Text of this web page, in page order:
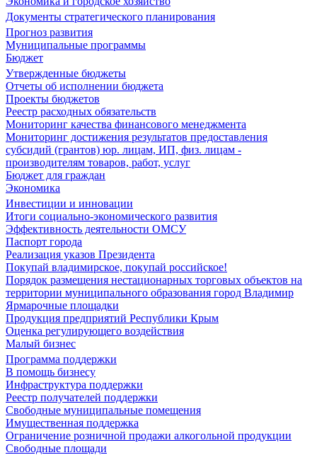
Документы стратегического планирования
Прогноз развития
Муниципальные программы
Бюджет
Утвержденные бюджеты
Отчеты об исполнении бюджета
Проекты бюджетов
Реестр расходных обязательств
Мониторинг качества финансового менеджмента
Мониторинг достижения результатов предоставления
субсидий (грантов) юр. лицам, ИП, физ. лицам -
производителям товаров, работ, услуг
Бюджет для граждан
Экономика
Инвестиции и инновации
Итоги социально-экономического развития
Эффективность деятельности ОМСУ
Паспорт города
Реализация указов Президента
Покупай владимирское, покупай российское!
Порядок размещения нестационарных торговых объектов на
территории муниципального образования город Владимир
Ярмарочные площадки
Продукция предприятий Республики Крым
Оценка регулирующего воздействия
Малый бизнес
Программа поддержки
В помощь бизнесу
Инфраструктура поддержки
Реестр получателей поддержки
Свободные муниципальные помещения
Имущественная поддержка
Ограничение розничной продажи алкогольной продукции
Свободные площади